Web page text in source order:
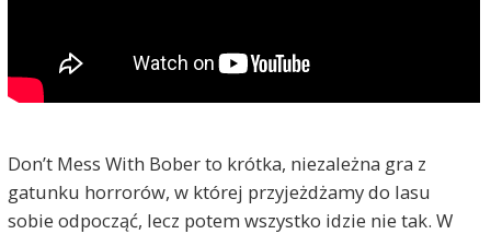
Don’t Mess With Bober to krótka, niezależna gra z
gatunku horrorów, w której przyjeżdżamy do lasu
sobie odpocząć, lecz potem wszystko idzie nie tak. W